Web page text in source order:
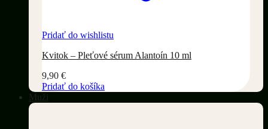
Pridať do wishlistu
Kvitok – Pleťové sérum Alantoín 10 ml
9,90 €
Pridať do košíka
Muži